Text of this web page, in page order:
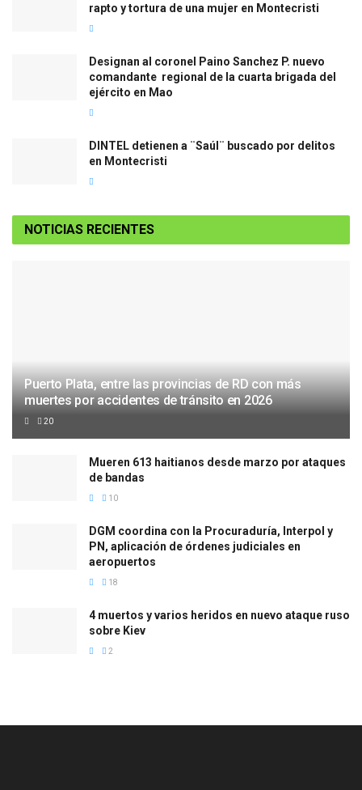
rapto y tortura de una mujer en Montecristi
Designan al coronel Paino Sanchez P. nuevo
comandante regional de la cuarta brigada del
ejército en Mao
DINTEL detienen a ¨Saúl¨ buscado por delitos
en Montecristi
NOTICIAS RECIENTES
Puerto Plata, entre las provincias de RD con más
muertes por accidentes de tránsito en 2026
20
Mueren 613 haitianos desde marzo por ataques
de bandas
10
DGM coordina con la Procuraduría, Interpol y
PN, aplicación de órdenes judiciales en
aeropuertos
18
4 muertos y varios heridos en nuevo ataque ruso
sobre Kiev
2